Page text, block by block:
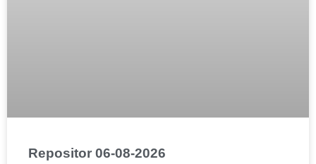
Repositor 06-08-2026